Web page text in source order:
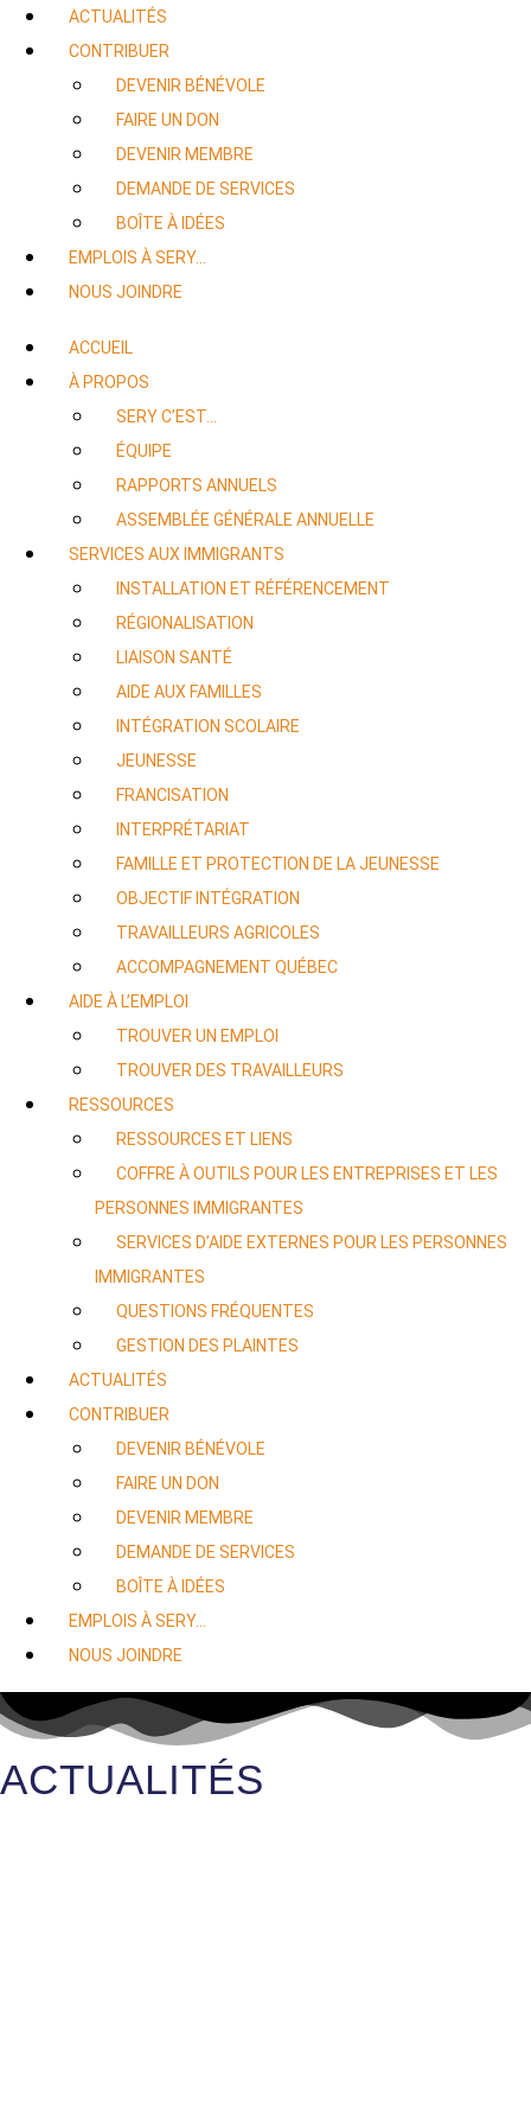
ACTUALITÉS
CONTRIBUER
DEVENIR BÉNÉVOLE
FAIRE UN DON
DEVENIR MEMBRE
DEMANDE DE SERVICES
BOÎTE À IDÉES
EMPLOIS À SERY…
NOUS JOINDRE
ACCUEIL
À PROPOS
SERY C’EST…
ÉQUIPE
RAPPORTS ANNUELS
ASSEMBLÉE GÉNÉRALE ANNUELLE
SERVICES AUX IMMIGRANTS
INSTALLATION ET RÉFÉRENCEMENT
RÉGIONALISATION
LIAISON SANTÉ
AIDE AUX FAMILLES
INTÉGRATION SCOLAIRE
JEUNESSE
FRANCISATION
INTERPRÉTARIAT
FAMILLE ET PROTECTION DE LA JEUNESSE
OBJECTIF INTÉGRATION
TRAVAILLEURS AGRICOLES
ACCOMPAGNEMENT QUÉBEC
AIDE À L’EMPLOI
TROUVER UN EMPLOI
TROUVER DES TRAVAILLEURS
RESSOURCES
RESSOURCES ET LIENS
COFFRE À OUTILS POUR LES ENTREPRISES ET LES
PERSONNES IMMIGRANTES
SERVICES D’AIDE EXTERNES POUR LES PERSONNES
IMMIGRANTES
QUESTIONS FRÉQUENTES
GESTION DES PLAINTES
ACTUALITÉS
CONTRIBUER
DEVENIR BÉNÉVOLE
FAIRE UN DON
DEVENIR MEMBRE
DEMANDE DE SERVICES
BOÎTE À IDÉES
EMPLOIS À SERY…
NOUS JOINDRE
ACTUALITÉS